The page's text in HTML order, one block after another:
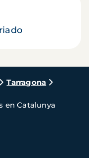
Tarragona
en Catalunya